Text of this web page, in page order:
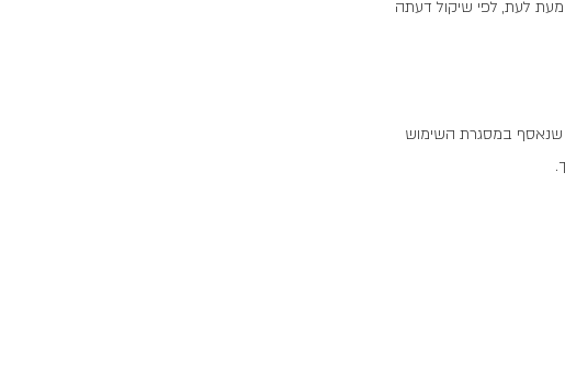
מעת לעת, לפי שיקול דעתה
שנאסף במסגרת השימוש